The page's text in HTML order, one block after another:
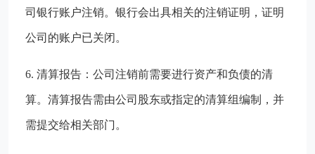
司银行账户注销。银行会出具相关的注销证明，证明
公司的账户已关闭。
6. 清算报告：公司注销前需要进行资产和负债的清
算。清算报告需由公司股东或指定的清算组编制，并
需提交给相关部门。